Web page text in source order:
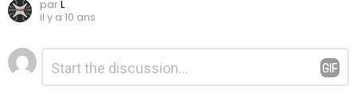
parL
il y a 10 ans
Laisser
un
commentaire
Commentaire